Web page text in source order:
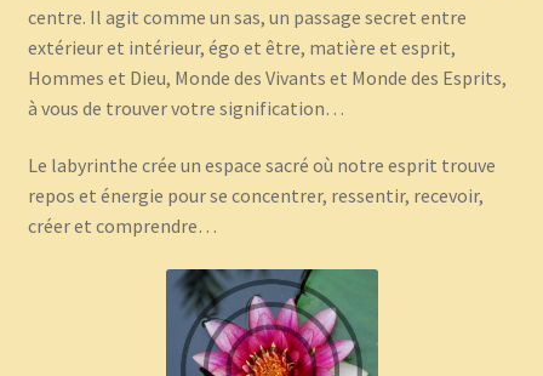
centre. Il agit comme un sas, un passage secret entre
extérieur et intérieur, égo et être, matière et esprit,
Hommes et Dieu, Monde des Vivants et Monde des Esprits,
à vous de trouver votre signification…
Le labyrinthe crée un espace sacré où notre esprit trouve
repos et énergie pour se concentrer, ressentir, recevoir,
créer et comprendre…